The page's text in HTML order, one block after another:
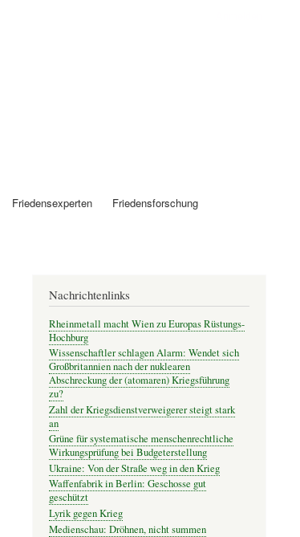
Friedensexperten Friedensforschung
Nachrichtenlinks
Rheinmetall macht Wien zu Europas Rüstungs-
Hochburg
Wissenschaftler schlagen Alarm: Wendet sich
Großbritannien nach der nuklearen
Abschreckung der (atomaren) Kriegsführung
zu?
Zahl der Kriegsdienstverweigerer steigt stark
an
Grüne für systematische menschenrechtliche
Wirkungsprüfung bei Budgeterstellung
Ukraine: Von der Straße weg in den Krieg
Waffenfabrik in Berlin: Geschosse gut
geschützt
Lyrik gegen Krieg
Medienschau: Dröhnen, nicht summen